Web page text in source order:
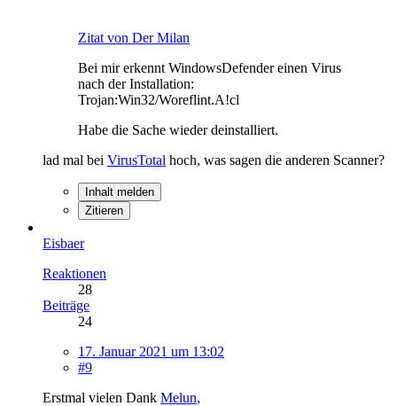
Zitat von Der Milan
Bei mir erkennt WindowsDefender einen Virus
nach der Installation:
Trojan:Win32/Woreflint.A!cl
Habe die Sache wieder deinstalliert.
lad mal bei VirusTotal hoch, was sagen die anderen Scanner?
Inhalt melden
Zitieren
Eisbaer
Reaktionen
28
Beiträge
24
17. Januar 2021 um 13:02
#9
Erstmal vielen Dank Melun,